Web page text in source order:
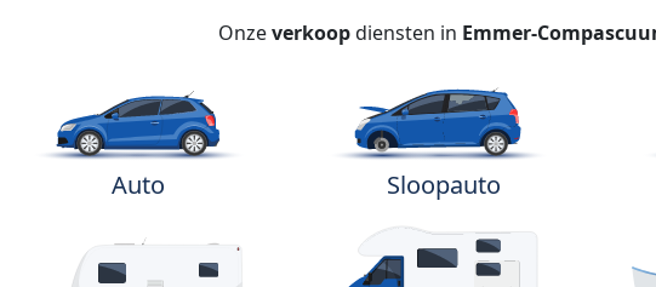
Onzeverkoopdiensten in Emmer-
Auto Sloopauto